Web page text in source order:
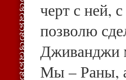
черт с ней,
позволю
Дживанджи
Мы – Раны,